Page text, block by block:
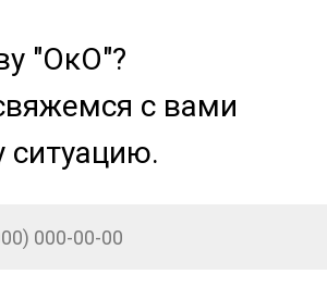
"ОкО"?
с вами